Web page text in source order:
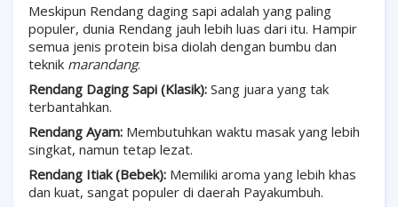
Meskipun Rendang daging sapi adalah yang paling
populer, dunia Rendang jauh lebih luas dari itu. Hampir
semua jenis protein bisa diolah dengan bumbu dan
teknik marandang.
Rendang Daging Sapi (Klasik): Sang juara yang tak
terbantahkan.
Rendang Ayam: Membutuhkan waktu masak yang lebih
singkat, namun tetap lezat.
Rendang Itiak (Bebek): Memiliki aroma yang lebih khas
dan kuat, sangat populer di daerah Payakumbuh.